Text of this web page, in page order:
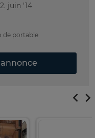
juin '14
de portable